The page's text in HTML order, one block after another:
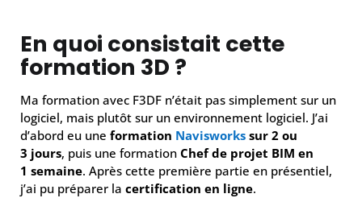
En quoi consistait cette
formation 3D ?
Ma formation avec F3DF n’était pas simplement sur un
logiciel, mais plutôt sur un environnement logiciel. J’ai
d’abord eu une formation Navisworks sur 2 ou
3 jours, puis une formation Chef de projet BIM en
1 semaine. Après cette première partie en présentiel,
j’ai pu préparer la certification en ligne.